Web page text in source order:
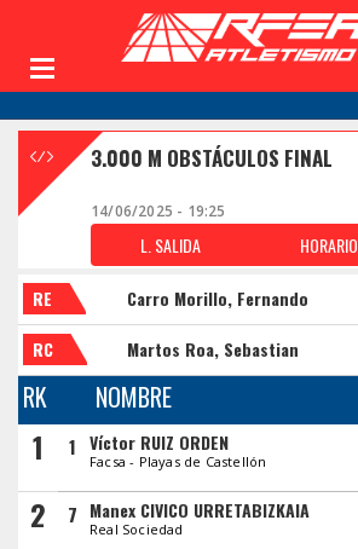
3.000 M OBSTÁCULOS FINAL
14/06/2025 - 19:25
L. SALIDA HORARIO
RE Carro Morillo, Fernando
RC Martos Roa, Sebastian
RK NOMBRE
1 1 Víctor RUIZ ORDEN
Facsa - Playas de Castellón
2 7 Manex CIVICO URRETABIZKAIA
Real Sociedad